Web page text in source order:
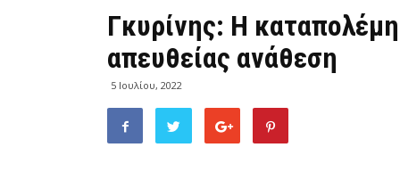
Γκυρίνης: Η
απευθείας ανάθεση
5 Ιουλίου, 2022